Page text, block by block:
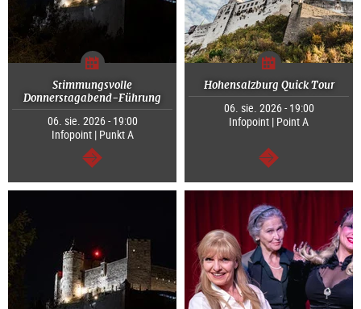
Stimmungsvolle
Donnerstagabend-Führung
06. sie. 2026 - 19:00
Infopoint | Punkt A
dalej
Hohensalzburg Quick Tour
06. sie. 2026 - 19:00
Infopoint | Point A
dalej